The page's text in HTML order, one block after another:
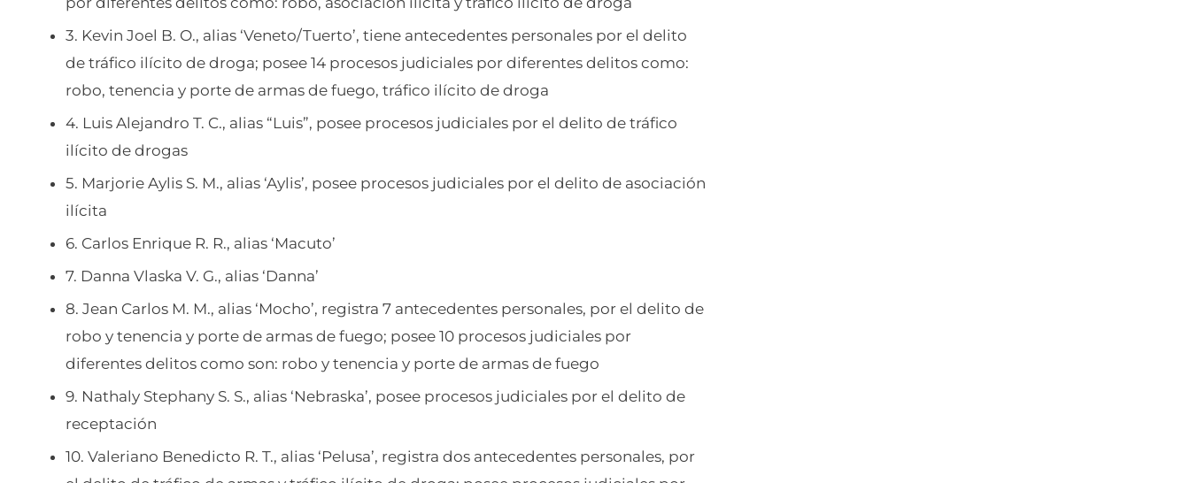
3. Kevin Joel B. O., alias ‘Veneto/Tuerto’, tiene antecedentes personales por el delito
de tráfico ilícito de droga; posee 14 procesos judiciales por diferentes delitos como:
robo, tenencia y porte de armas de fuego, tráfico ilícito de droga
4. Luis Alejandro T. C., alias “Luis”, posee procesos judiciales por el delito de tráfico
ilícito de drogas
5. Marjorie Aylis S. M., alias ‘Aylis’, posee procesos judiciales por el delito de asociación
ilícita
6. Carlos Enrique R. R., alias ‘Macuto’
7. Danna Vlaska V. G., alias ‘Danna’
8. Jean Carlos M. M., alias ‘Mocho’, registra 7 antecedentes personales, por el delito de
robo y tenencia y porte de armas de fuego; posee 10 procesos judiciales por
diferentes delitos como son: robo y tenencia y porte de armas de fuego
9. Nathaly Stephany S. S., alias ‘Nebraska’, posee procesos judiciales por el delito de
receptación
10. Valeriano Benedicto R. T., alias ‘Pelusa’, registra dos antecedentes personales, por